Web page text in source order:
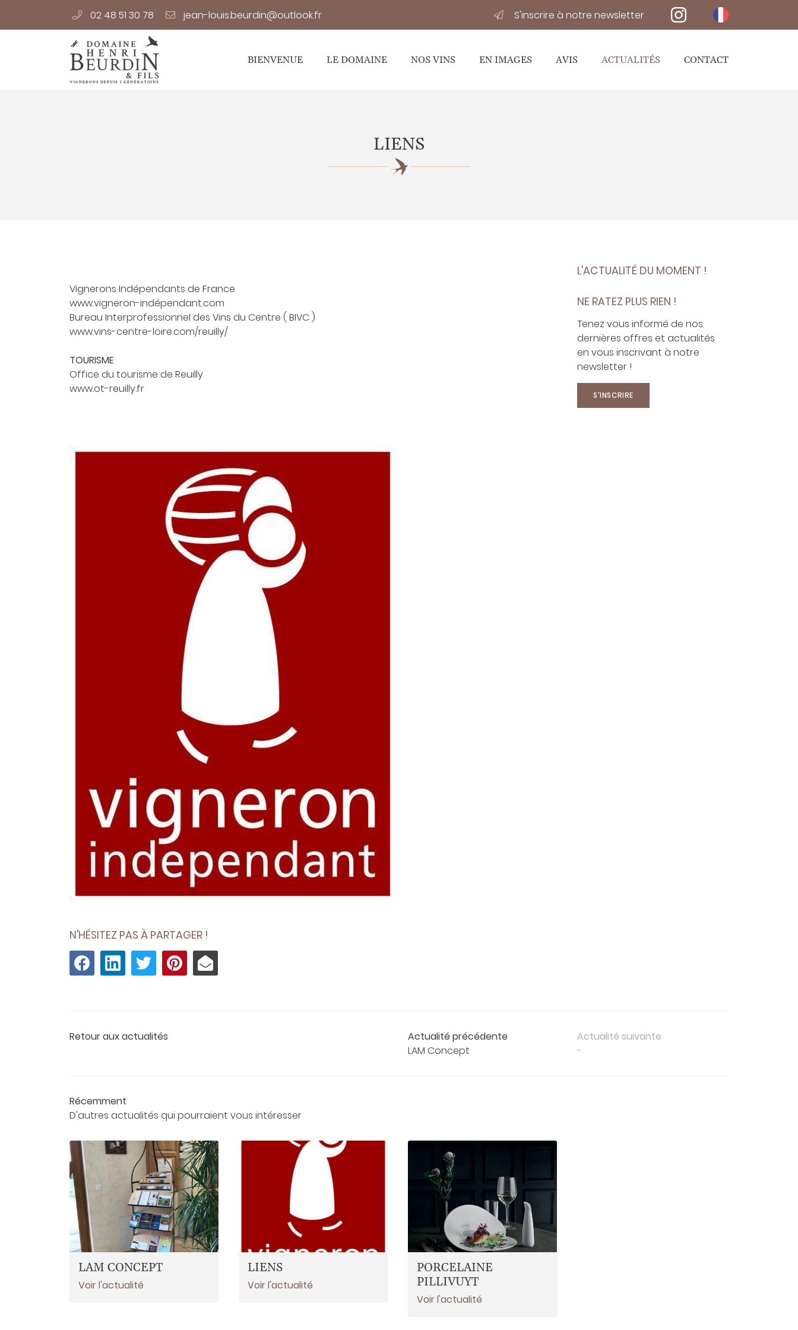
02 48 51 30 78 S'inscrire à notre newsletter
BIENVENUE LE DOMAINE NOS VINS EN IMAGES AVIS ACTUALITÉS CONTACT
14 Le Carroir,
18120 Preuilly
02 48 51 30 78
INSCRIPTION
LIENS
Vignerons Indépendants de France
www.vigneron-indépendant.com
Bureau Interprofessionnel des Vins du Centre ( BIVC )
www.vins-centre-loire.com/reuilly/
TOURISME
Office du tourisme de Reuilly
www.ot-reuilly.fr
N'HÉSITEZ PAS À PARTAGER !
L'ACTUALITÉ DU MOMENT !
NE RATEZ PLUS RIEN !
Tenez vous informé de nos
dernières offres et actualités
en vous inscrivant à notre
newsletter !
S'INSCRIRE
Retour aux actualités
Actualité précédente
LAM Concept
Actualité suivante
-
Récemment
D'autres actualités qui pourraient vous intéresser
LAM CONCEPT
Voir l'actualité
LIENS
Voir l'actualité
PORCELAINE
PILLIVUYT
Voir l'actualité